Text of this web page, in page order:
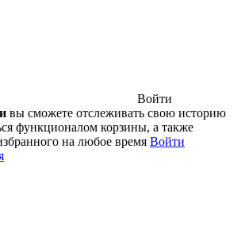
Войти
вы сможете отслеживать свою историю
функционалом корзины, а также
на любое время Войти